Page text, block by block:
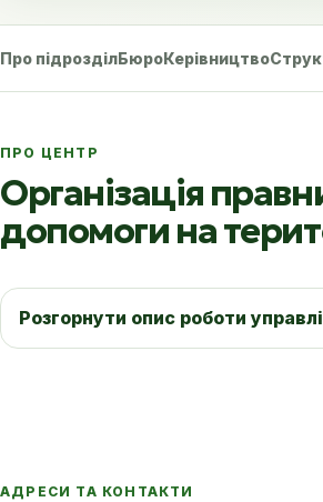
Про підрозділБюроКерівництво
ПРО ЦЕНТР
Організація
допомоги на
Розгорнути опис роботи
АДРЕСИ ТА КОНТАКТИ